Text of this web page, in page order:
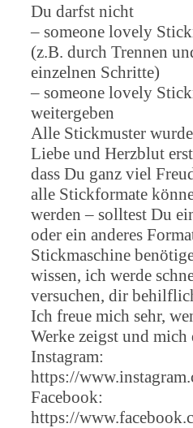
Du darfst nicht
– someone lovely
(z.B. durch Trennen
einzelnen Schritte)
– someone lovely
weitergeben
Alle Stickmuster
Liebe und Herzblut
dass Du ganz viel
alle Stickformate
werden – solltest Du
oder ein anderes
Stickmaschine
wissen, ich werde
versuchen, dir
Ich freue mich sehr,
Werke zeigst und
Instagram:
https://
Facebook:
https://